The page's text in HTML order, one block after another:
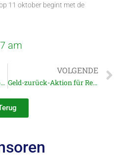
11 oktober begint met de
am
Persbericht Euregio Indoor Denekamp 2024
VOLGENDE
Geld-zurück-Aktion für Reiter aus Deutschland.